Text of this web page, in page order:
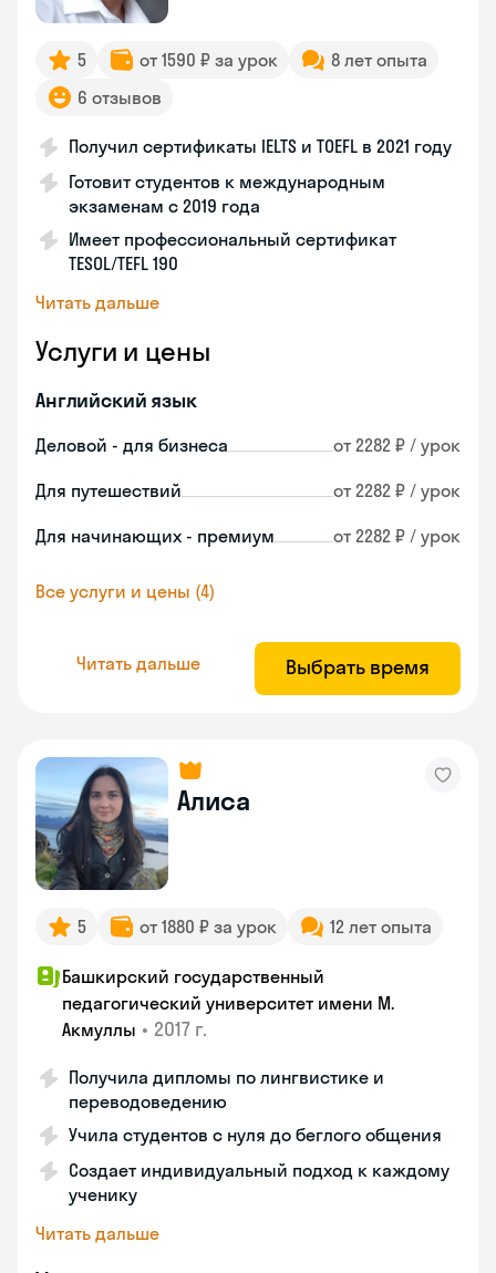
5 от 1590 ₽ за урок
8 лет опыта
6 отзывов
Получил сертификаты IELTS и TOEFL в 2021 году
Готовит студентов к международным
экзаменам с 2019 года
Имеет профессиональный сертификат
TESOL/TEFL 190
Читать дальше
Услуги и цены
Английский язык
Деловой - для бизнеса от 2282 ₽ / урок
Для путешествий от 2282 ₽ / урок
Для начинающих - премиум от 2282 ₽ / урок
Все услуги и цены (4)
Читать дальше Выбрать время
Алиса
5 от 1880 ₽ за урок 12 лет опыта
Башкирский государственный
педагогический университет имени М.
Акмуллы • 2017 г.
Получила дипломы по лингвистике и
переводоведению
Учила студентов с нуля до беглого общения
Создает индивидуальный подход к каждому
ученику
Читать дальше